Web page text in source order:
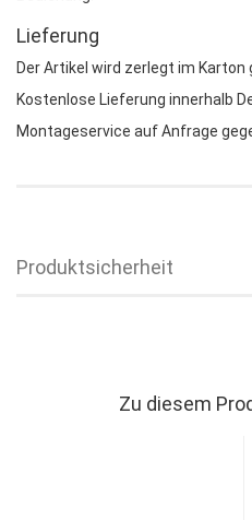
Lieferung
Der Artikel wird zerlegt im Karton
Kostenlose Lieferung innerhalb
Montageservice auf Anfrage
Produktsicherheit
Zu diesem